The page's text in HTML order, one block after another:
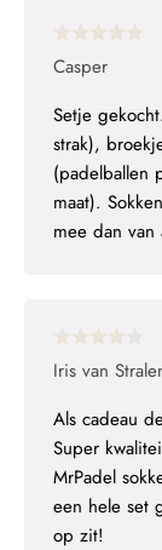
Casper
Setje
strak),
(padelballen
maat).
mee dan van
Iris van
Als cadeau
Super
MrPadel
een hele set
op zit!